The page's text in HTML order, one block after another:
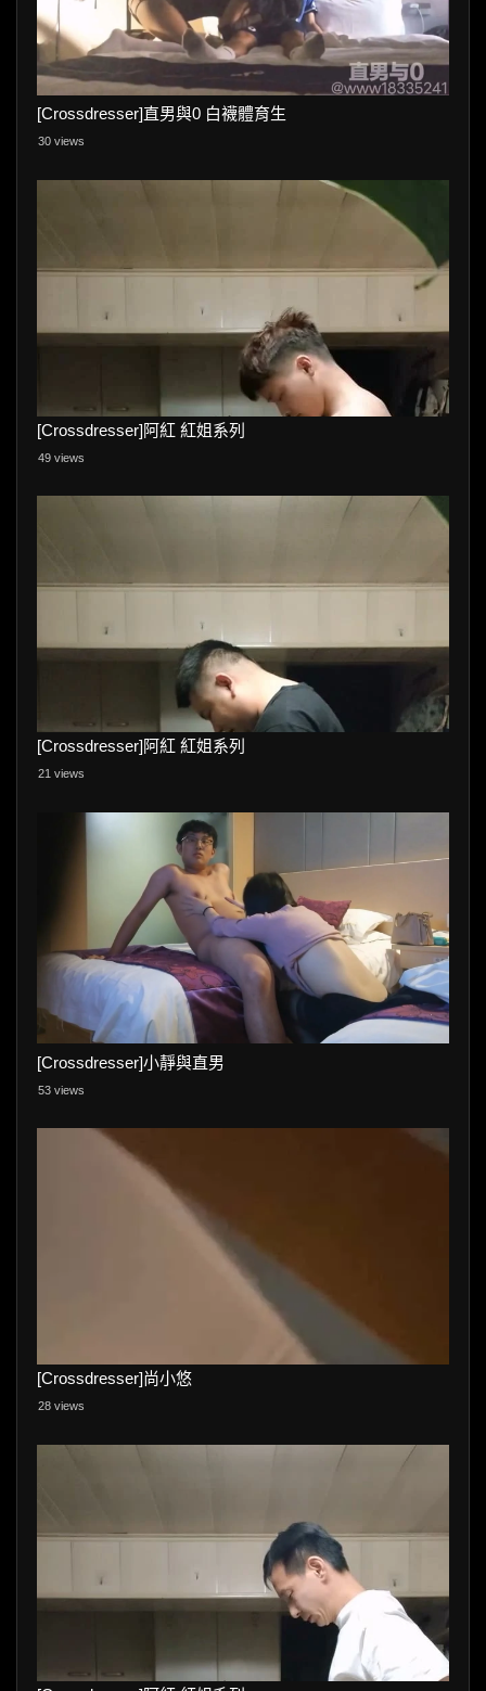
[Crossdresser]直男與0 白襪體育生
30 views
[Crossdresser]阿紅 紅姐系列
49 views
[Crossdresser]阿紅 紅姐系列
21 views
[Crossdresser]小靜與直男
53 views
[Crossdresser]尚小悠
28 views